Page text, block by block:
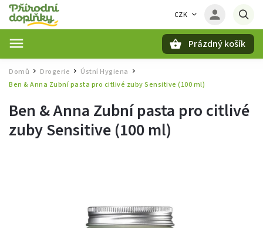
CZK
Prázdný košík
Domů / Drogerie / Ústní Hygiena
Ben & Anna Zubní pasta pro citlivé zuby Sensitive (100 ml)
Ben & Anna Zubní pasta pro citlivé
zuby Sensitive (100 ml)